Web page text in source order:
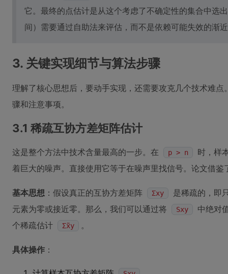
它。最终的点估计是从这个考虑了不确定性的集合中选
间）需要通过自助法来评估，而不是依赖可能失效的渐
3. 关键实现细节与算法步骤
理解了核心思想后，要动手实现，还需要攻克几个技术难
骤和注意事项。
3.1 稀疏互协方差矩阵估计
这是整个方法中技术含量最高的一步。在 p > n
时，样
着巨大的噪声。直接使用它等于在噪声里找信号。论文借
基本思想 ：假设真正的互协方差矩阵 Σxy
是稀疏的，即
元素为零或接近零。那么，我们可以通过将
Sxy
中绝对
个稀疏估计
Σ̃xy 。
具体操作 ：